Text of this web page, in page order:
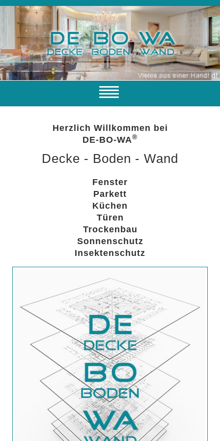
Navigation
ein-/ausblenden
Leistungen
Kontakt
Impressum
Herzlich Willkommen bei
DE-BO-WA®
Decke - Boden - Wand
Fenster
Parkett
Küchen
Türen
Trockenbau
Sonnenschutz
Insektenschutz